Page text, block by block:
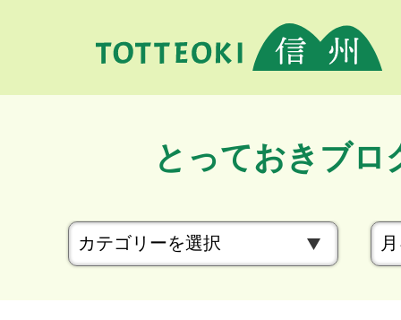
とっておきブロ
カ
テ
ー